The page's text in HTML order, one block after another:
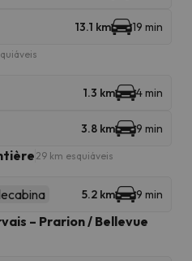
13.1 km 19 min
1.3 km 4 min
3.8 km 9 min
29 km esquiáveis
5.2 km 9 min
– Prarion / Bellevue